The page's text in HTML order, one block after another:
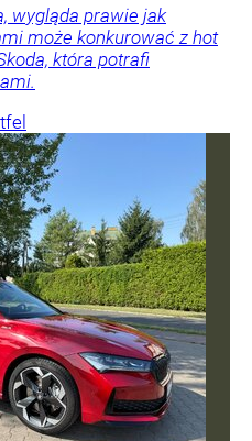
wygląda prawie jak
może konkurować z hot
która potrafi